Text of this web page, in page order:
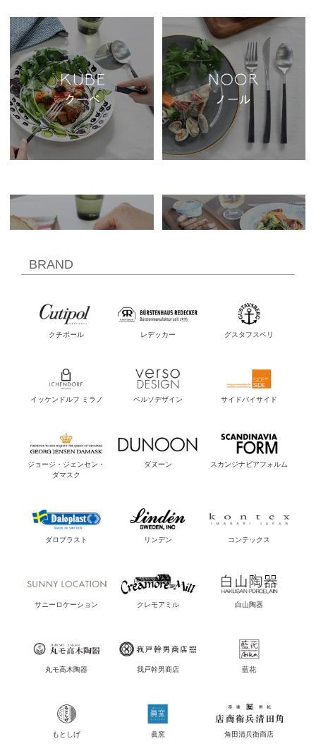
BRAND
クチポール レデッカー グスタフスベリ
イッケンドルフ ミラノ ベルソデザイン サイドバイサイド
ジョージ・ジェンセン・
ダマスク
ダヌーン スカンジナビアフォルム
ダロプラスト リンデン コンテックス
サニーロケーション クレモアミル 白山陶器
丸モ高木陶器 我戸幹男商店 藍花
もとしげ 眞窯 角田清兵衛商店